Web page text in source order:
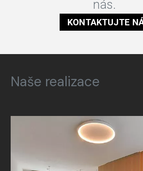
nás.
KONTAKTUJTE
Naše realizace